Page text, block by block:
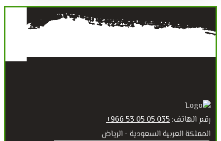
رقم الهاتف: 035 05 05 53 966+
المملكة العربية السعودية - الرياض